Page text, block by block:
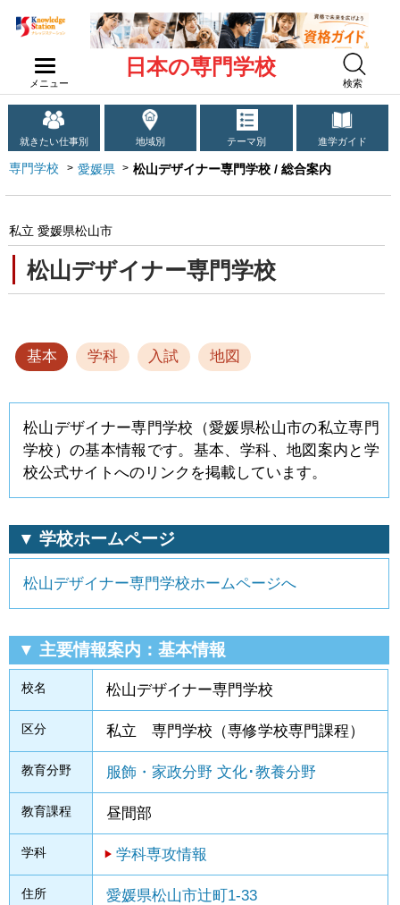
メニュー
日本の専門学校
検索
就きたい仕事別 地域別 テーマ別 進学ガイド
専門学校 愛媛県 松山デザイナー専門学校 / 総合案内
松山デザイナー専門学校
私立 愛媛県松山市
基本 学科 入試 地図
松山デザイナー専門学校（愛媛県松山市の私立専門
学校）の基本情報です。基本、学科、地図案内と学
校公式サイトへのリンクを掲載しています。
▼ 学校ホームページ
松山デザイナー専門学校ホームページへ
▼ 主要情報案内：基本情報
校名 松山デザイナー専門学校
区分 私立 専門学校（専修学校専門課程）
教育分野 服飾・家政分野 文化･教養分野
教育課程 昼間部
学科 学科専攻情報
住所 愛媛県松山市辻町1-33